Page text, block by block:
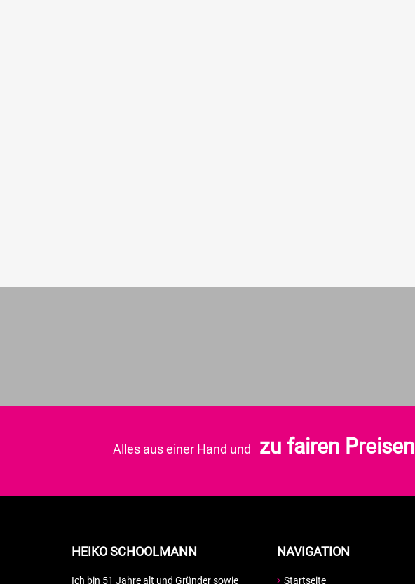
Alles aus einer Hand und zu fairen Preisen
HEIKO SCHOOLMANN
Ich bin 51 Jahre alt und Gründer sowie
NAVIGATION
Startseite